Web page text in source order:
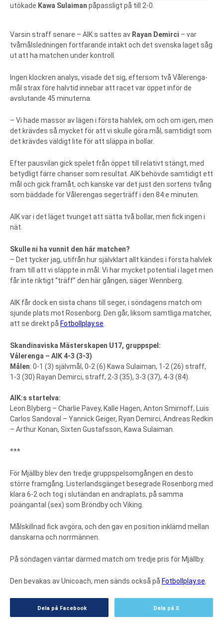
utökade Kawa Sulaiman påpassligt på till 2-0.
Varsin straff senare – AIK:s sattes av Rayan Demirci – var
tvåmålsledningen fortfarande intakt och det svenska laget såg
ut att ha matchen under kontroll.
Ingen klockren analys, visade det sig, eftersom två Vålerenga-
mål strax före halvtid innebar att racet var öppet inför de
avslutande 45 minuterna.
– Vi hade massor av lägen i första halvlek, om och om igen, men
det krävdes så mycket för att vi skulle göra mål, samtidigt som
det krävdes väldigt lite för att släppa in bollar.
Efter pausvilan gick spelet från öppet till relativt stängt, med
betydligt färre chanser som resultat. AIK behövde samtidigt ett
mål och gick framåt, och kanske var det just den sortens tvång
som bäddade för Vålerengas segerträff i den 84:e minuten.
AIK var i det läget tvunget att sätta två bollar, men fick ingen i
nät.
Skulle ni ha vunnit den här matchen?
– Det tycker jag, utifrån hur självklart allt kändes i första halvlek
fram till att vi släppte in mål. Vi har mycket potential i laget men
får inte riktigt “träff” den här gången, säger Wennberg.
AIK får dock en sista chans till seger, i söndagens match om
sjunde plats mot Rosenborg. Den går, liksom samtliga matcher,
att se direkt på Fotbollplay.se.
Skandinaviska Mästerskapen U17, gruppspel:
Vålerenga – AIK 4-3 (3-3)
Målen: 0-1 (3) självmål, 0-2 (6) Kawa Sulaiman, 1-2 (26) straff,
1-3 (30) Rayan Demirci, straff, 2-3 (35), 3-3 (37), 4-3 (84).
AIK:s startelva:
Leon Blyberg – Charlie Pavey, Kalle Hagen, Anton Smirnoff, Luis
Carlos Sandoval – Yannick Geiger, Ryan Demirci, Andreas Redkin
– Arthur Konan, Sixten Gustafsson, Kawa Sulaiman.
***
För Mjällby blev den tredje gruppspelsomgången en desto
större framgång. Listerlandsgänget besegrade Rosenborg med
klara 6-2 och tog i slutändan en andraplats, på samma
poängantal (sex) som Bröndby och Viking.
Målskillnad fick avgöra, och den gav en position inklämd mellan
danskarna och norrmännen.
På söndagen väntar därmed match om tredje pris för Mjällby.
Den bevakas av Unicoach, men sänds också på Fotbollplay.se.
Dela på Facebook Dela på X